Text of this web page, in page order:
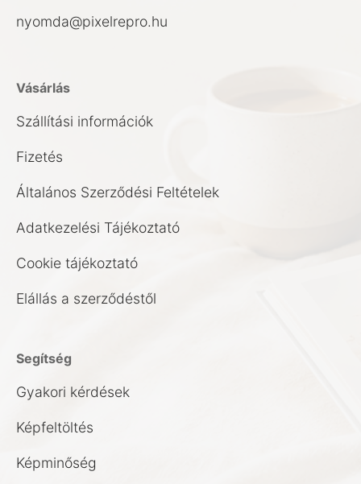
nyomda@pixelrepro.hu
Vásárlás
Szállítási információk
Fizetés
Általános Szerződési Feltételek
Adatkezelési Tájékoztató
Cookie tájékoztató
Elállás a szerződéstől
Segítség
Gyakori kérdések
Képfeltöltés
Képminőség